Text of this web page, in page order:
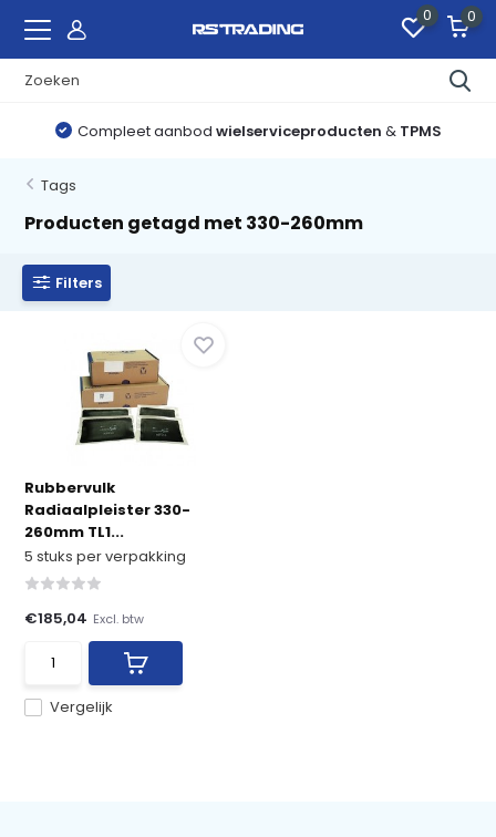
0 0
Compleet aanbod wielserviceproducten & TPMS
Tags
Producten getagd met 330-260mm
Filters
Rubbervulk
Radiaalpleister 330-
260mm TL1...
5 stuks per verpakking
Vergelijk
€185,04 Excl. btw